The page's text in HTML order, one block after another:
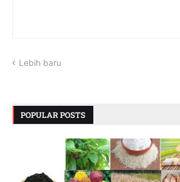
Lebih baru
POPULAR POSTS